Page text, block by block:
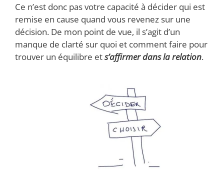
Ce n’est donc pas votre capacité à décider qui est
remise en cause quand vous revenez sur une
décision. De mon point de vue, il s’agit d’un
manque de clarté sur quoi et comment faire pour
trouver un équilibre ets’affirmer dans la relation.